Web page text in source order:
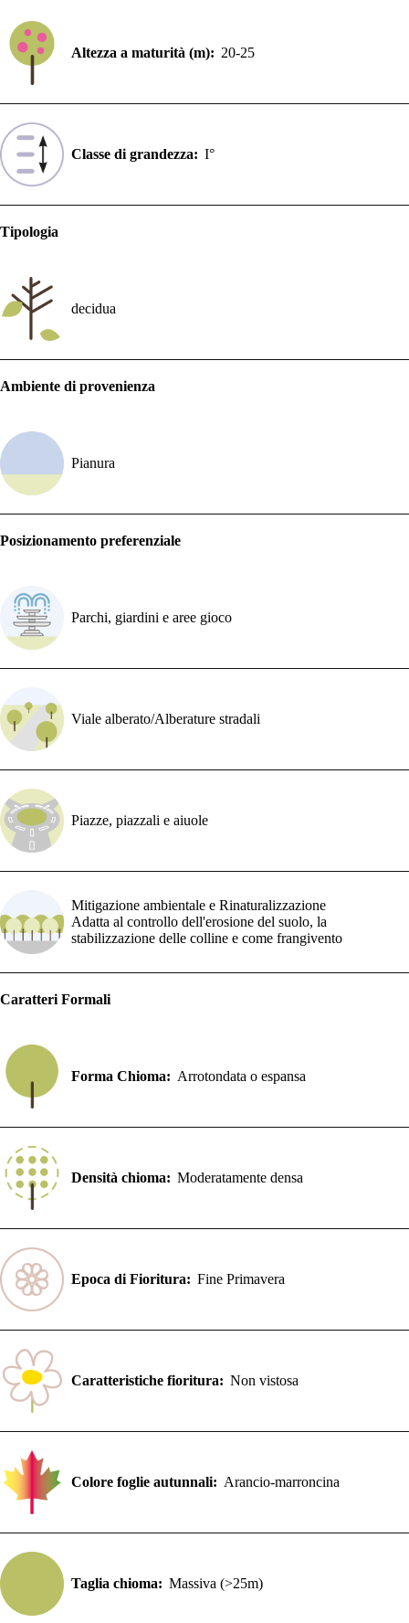
Altezza a maturità (m): 20-25
Classe di grandezza: I°
Tipologia
decidua
Ambiente di provenienza
Pianura
Posizionamento preferenziale
Parchi, giardini e aree gioco
Viale alberato/Alberature stradali
Piazze, piazzali e aiuole
Mitigazione ambientale e Rinaturalizzazione
Adatta al controllo dell'erosione del suolo, la
stabilizzazione delle colline e come frangivento
Caratteri Formali
Forma Chioma: Arrotondata o espansa
Densità chioma: Moderatamente densa
Epoca di Fioritura: Fine Primavera
Caratteristiche fioritura: Non vistosa
Colore foglie autunnali: Arancio-marroncina
Taglia chioma: Massiva (>25m)